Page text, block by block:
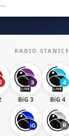
RADIO STANICE
BiG 3 BiG 4